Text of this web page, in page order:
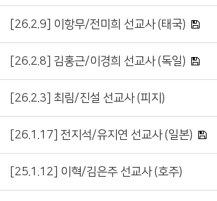
[26.2.9] 이항무/전미희 선교사 (태국)
[26.2.8] 김홍근/이경희 선교사 (독일)
[26.2.3] 최림/진설 선교사 (피지)
[26.1.17] 전지석/유지연 선교사 (일본)
[25.1.12] 이혁/김은주 선교사 (호주)